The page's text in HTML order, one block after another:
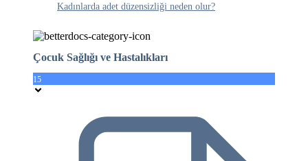
Kadınlarda adet düzensizliği neden olur?
Çocuk Sağlığı ve Hastalıkları
15